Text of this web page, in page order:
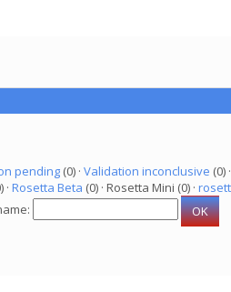
pending(0) · Validation inconclusive (0) ·
· Rosetta Beta (0) · Rosetta Mini (0) ·